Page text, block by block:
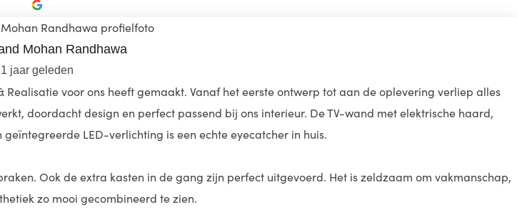
Mohan Randhawa
1 jaar geleden
voor ons heeft gemaakt. Vanaf het eerste ontwerp tot aan de oplevering verliep alles
doordacht design en perfect passend bij ons interieur. De TV-wand met elektrische haard,
LED-verlichting is een echte eyecatcher in huis.
Ook de extra kasten in de gang zijn perfect uitgevoerd. Het is zeldzaam om vakmanschap,
zo mooi gecombineerd te zien.